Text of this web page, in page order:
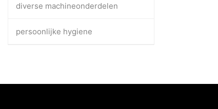
diverse machineonderdelen
persoonlijke hygiene